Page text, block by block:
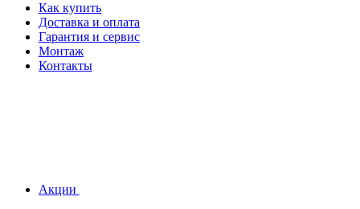
Как купить
Доставка и оплата
Гарантия и сервис
Монтаж
Контакты
Акции